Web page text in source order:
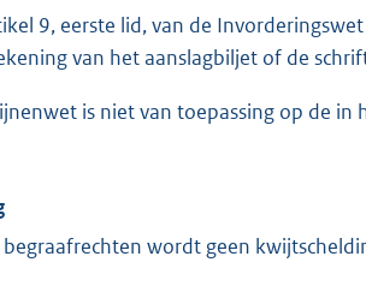
9, eerste lid, van de
van het aanslagbiljet of de
is niet van toepassing op de in
wordt geen